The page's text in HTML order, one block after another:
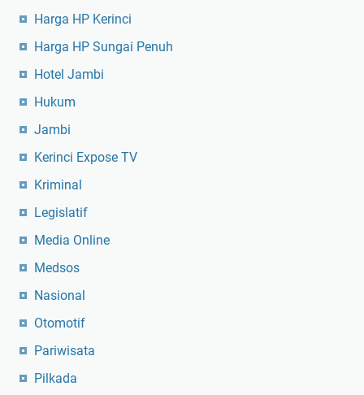
Harga HP Kerinci
Harga HP Sungai Penuh
Hotel Jambi
Hukum
Jambi
Kerinci Expose TV
Kriminal
Legislatif
Media Online
Medsos
Nasional
Otomotif
Pariwisata
Pilkada